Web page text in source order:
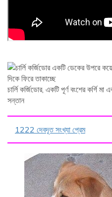
চার্লি কর্জিডোর, একটি পূর্ণ বংশের কর্গি মা
সন্তান
1222 দেবদূত সংখ্যা প্রেম